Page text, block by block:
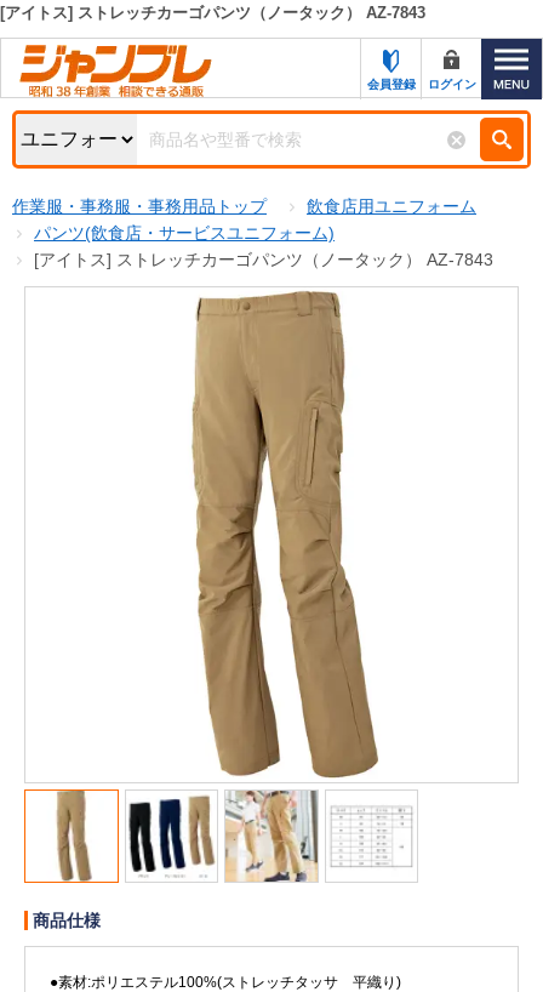
カテゴリー一覧
お知らせ
特集・キャンペーン一覧
初めての方へ
お問い合わせ
サポート＆ヘルプ
ジャンブレの特長
新規登録キャンペーン
名入れ刺繍
メーカーカタログ一覧
カタログ請求（無料）
試着サンプル無料貸し出し
デジタルカタログ
クイックオーダー
キーワード検索
検索条件
商品カテゴリから選ぶ
円から
円まで
[アイトス] ストレッチカーゴパンツ（ノータック） AZ-7843
会員登録 ログイン
作業服・事務服・事務用品トップ
飲食店用ユニフォーム
パンツ(飲食店・サービスユニフォーム)
[アイトス] ストレッチカーゴパンツ（ノータック） AZ-7843
商品仕様
●素材:ポリエステル100%(ストレッチタッサ 平織り)